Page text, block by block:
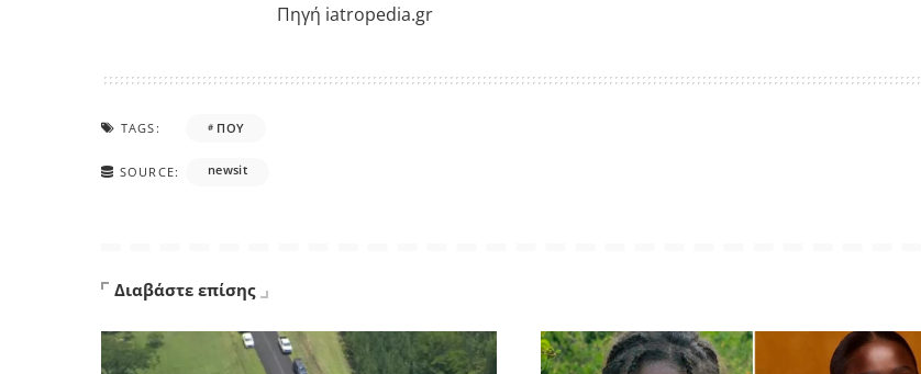
Πηγή iatropedia.gr
TAGS: ΠΟΥ
SOURCE: newsit
Διαβάστε επίσης